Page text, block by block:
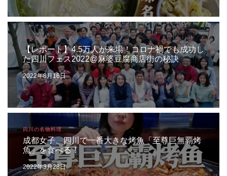
イベント
【レポート】4.5万人が来場！コロナ禍でも成功し
た四川フェス2022@麻婆豆腐商店街の秘訣
2022年8月16日
四川の名物料理
成都女子、四川で一番大きな烤魚「至尊巨無覇烤
魚」を食べる！
2022年3月28日